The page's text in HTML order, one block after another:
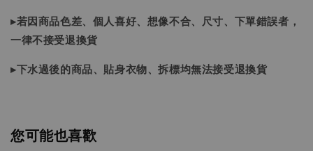
▸若因商品色差、個人喜好、想像不合、尺寸、下單錯誤者，
一律不接受退換貨
▸下水過後的商品、貼身衣物、拆標均無法接受退換貨
您可能也喜歡